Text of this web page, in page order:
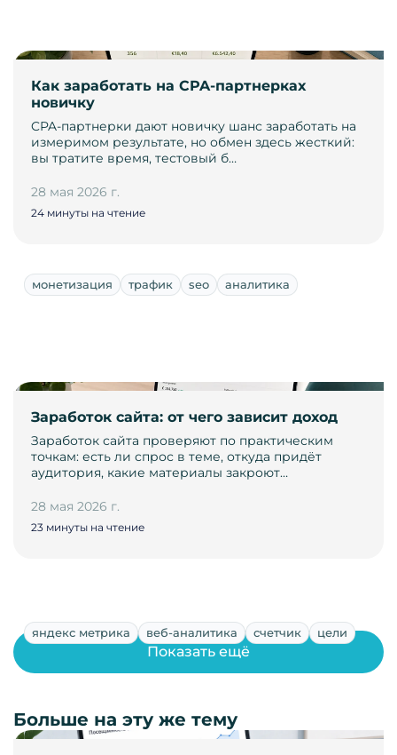
Как заработать на CPA-партнерках
новичку
CPA-партнерки дают новичку шанс заработать на
измеримом результате, но обмен здесь жесткий:
вы тратите время, тестовый б…
28 мая 2026 г.
24 минуты на чтение
монетизация трафик seo аналитика
Заработок сайта: от чего зависит доход
Заработок сайта проверяют по практическим
точкам: есть ли спрос в теме, откуда придёт
аудитория, какие материалы закроют…
28 мая 2026 г.
23 минуты на чтение
яндекс метрика веб-аналитика счетчик цели
Показать ещё
Больше на эту же тему